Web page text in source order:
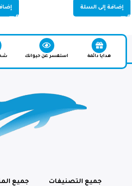
إضافة إلى السلة
هدايا دائمة استفسر عن حيوانك
جميع التصنيفات جميع